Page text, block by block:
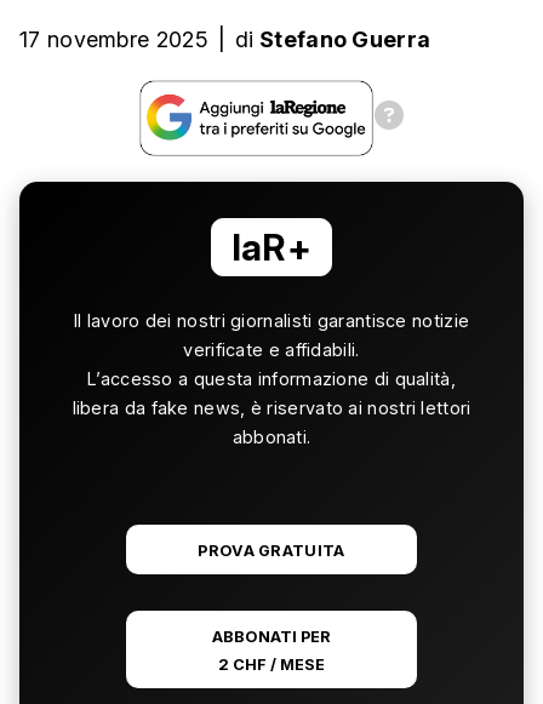
17 novembre 2025 di Stefano Guerra
laR+
Il lavoro dei nostri giornalisti garantisce notizie
verificate e affidabili.
L’accesso a questa informazione di qualità,
libera da fake news, è riservato ai nostri lettori
abbonati.
PROVA GRATUITA
ABBONATI PER
2 CHF / MESE